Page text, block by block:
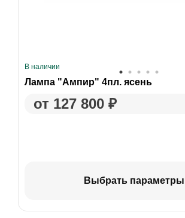
В наличии
Лампа "Ампир" 4пл. ясень
от 127 800 ₽
Выбрать параметры